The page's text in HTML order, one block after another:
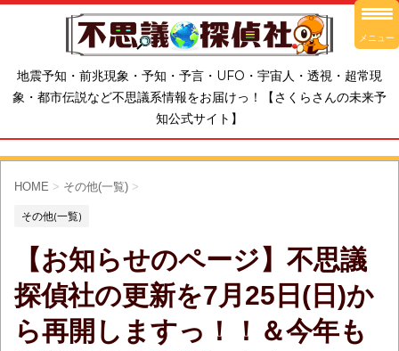
地震予知・前兆現象・予知・予言・UFO・宇宙人・透視・超常現
象・都市伝説など不思議系情報をお届けっ！【さくらさんの未来予
知公式サイト】
HOME > その他(一覧) >
その他(一覧)
【お知らせのページ】不思議
探偵社の更新を7月25日(日)か
ら再開しますっ！！＆今年も
メニュー